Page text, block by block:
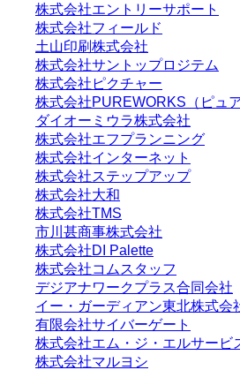
株式会社エントリーサポート
株式会社フィールド
土山印刷株式会社
株式会社サントップロジテム
株式会社ピクチャー
株式会社PUREWORKS（ピュ
ダイオーミウラ株式会社
株式会社エフプランニング
株式会社インターネット
株式会社ステップアップ
株式会社大和
株式会社TMS
市川甚商事株式会社
株式会社DI Palette
株式会社コムスタッフ
デジアナワークプラス合同会社
イー・ガーディアン東北株式会
有限会社サイバーゲート
株式会社エム・ジ・エルサービ
株式会社マルヨシ